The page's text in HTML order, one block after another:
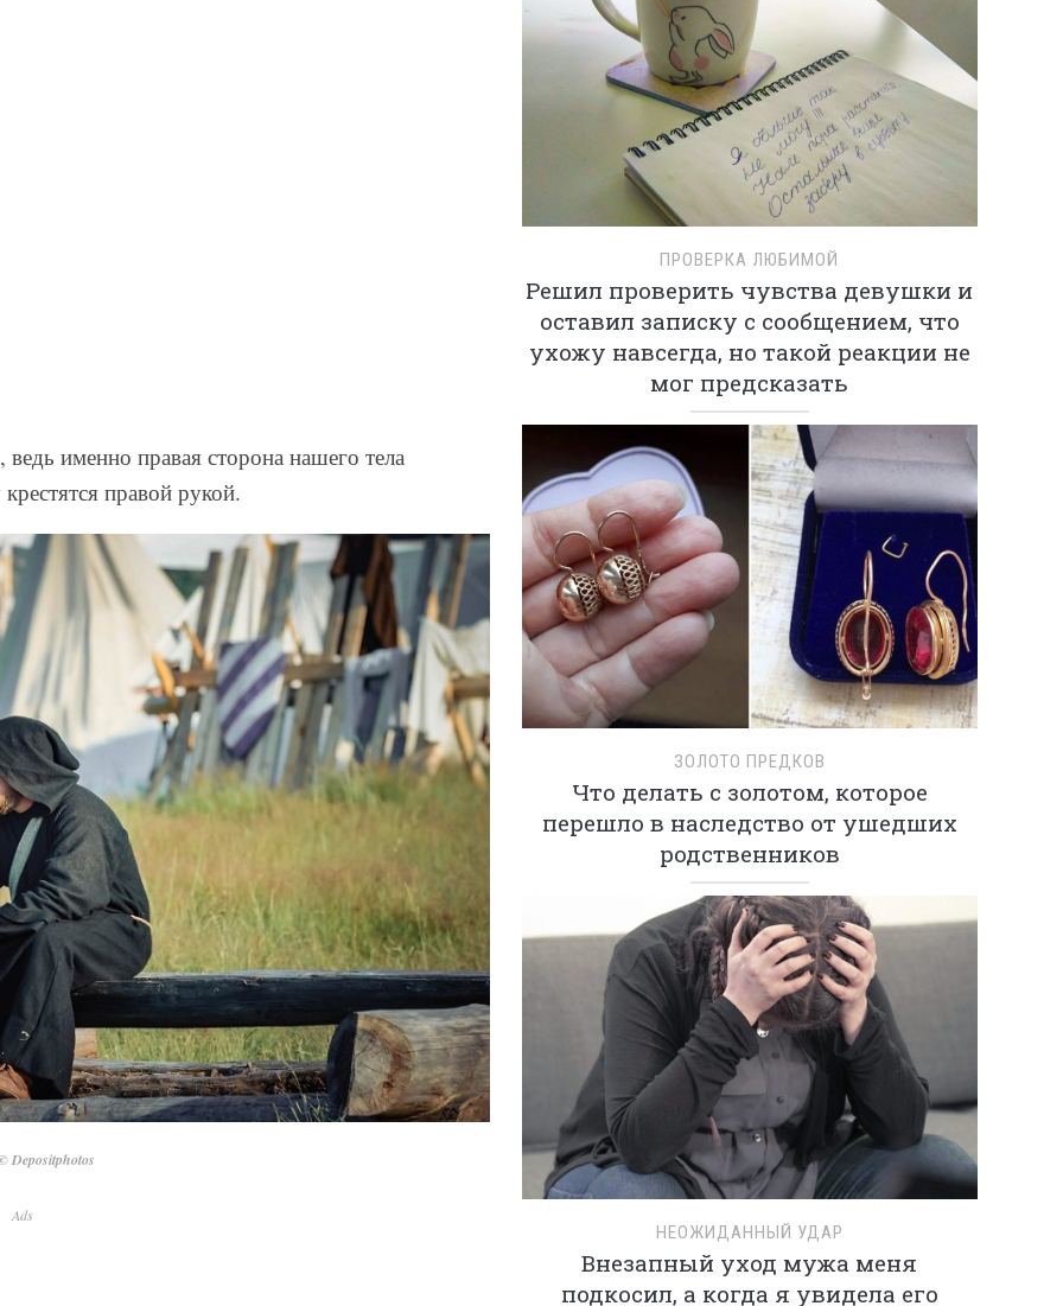
именно правая сторона нашего тела
правой рукой.
Depositphotos
Ads
ПРОВЕРКА ЛЮБИМОЙ
Решил проверить чувства девушки и
оставил записку с сообщением, что
ухожу навсегда, но такой реакции не
мог предсказать
ЗОЛОТО ПРЕДКОВ
Что делать с золотом, которое
перешло в наследство от ушедших
родственников
НЕОЖИДАННЫЙ УДАР
Внезапный уход мужа меня
подкосил, а когда я увидела его